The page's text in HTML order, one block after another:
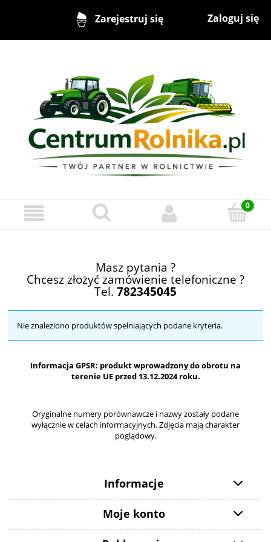
Zarejestruj się Zaloguj się
Masz pytania ?
Chcesz złożyć zamówienie telefoniczne ?
Tel. 782345045
Nie znaleziono produktów spełniających podane kryteria.
Informacja GPSR: produkt wprowadzony do obrotu na
terenie UE przed 13.12.2024 roku.
Oryginalne numery porównawcze i nazwy zostały podane
wyłącznie w celach informacyjnych. Zdjęcia mają charakter
poglądowy.
Informacje
Moje konto